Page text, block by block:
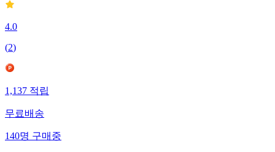
4.0
(2)
1,137적립
무료배송
140명구매중